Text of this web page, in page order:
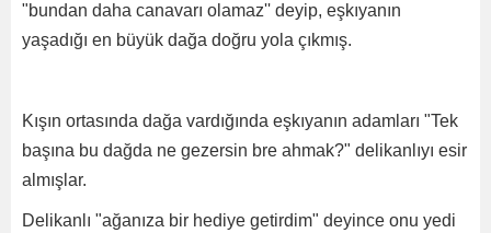
"bundan daha canavarı olamaz'' deyip, eşkıyanın
yaşadığı en büyük dağa doğru yola çıkmış.
Kışın ortasında dağa vardığında eşkıyanın adamları "Tek
başına bu dağda ne gezersin bre ahmak?" delikanlıyı esir
almışlar.
Delikanlı "ağanıza bir hediye getirdim" deyince onu yedi